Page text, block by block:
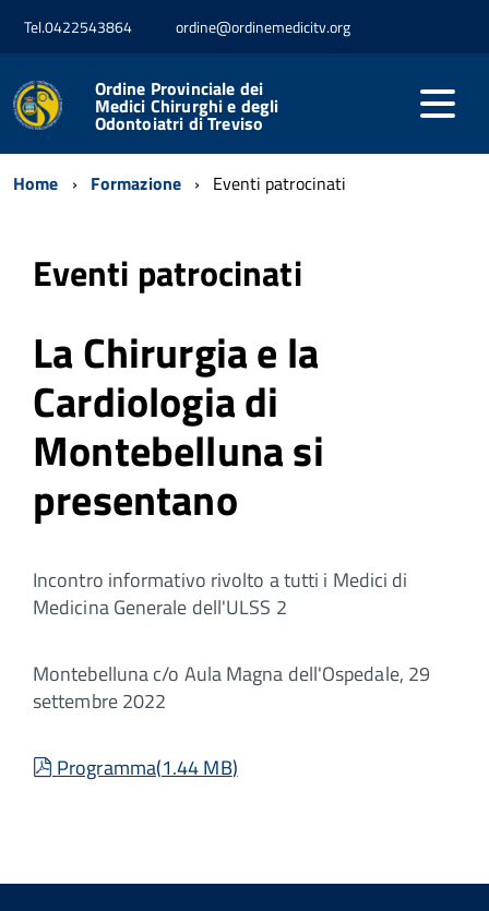
Tel.0422543864 ordine@ordinemedicitv.org
Ordine Provinciale dei
Medici Chirurghi e degli
Odontoiatri di Treviso
Home Formazione Eventi patrocinati
Eventi patrocinati
La Chirurgia e la
Cardiologia di
Montebelluna si
presentano
Incontro informativo rivolto a tutti i Medici di
Medicina Generale dell'ULSS 2
Montebelluna c/o Aula Magna dell'Ospedale, 29
settembre 2022
pdf
Programma(1.44 MB)